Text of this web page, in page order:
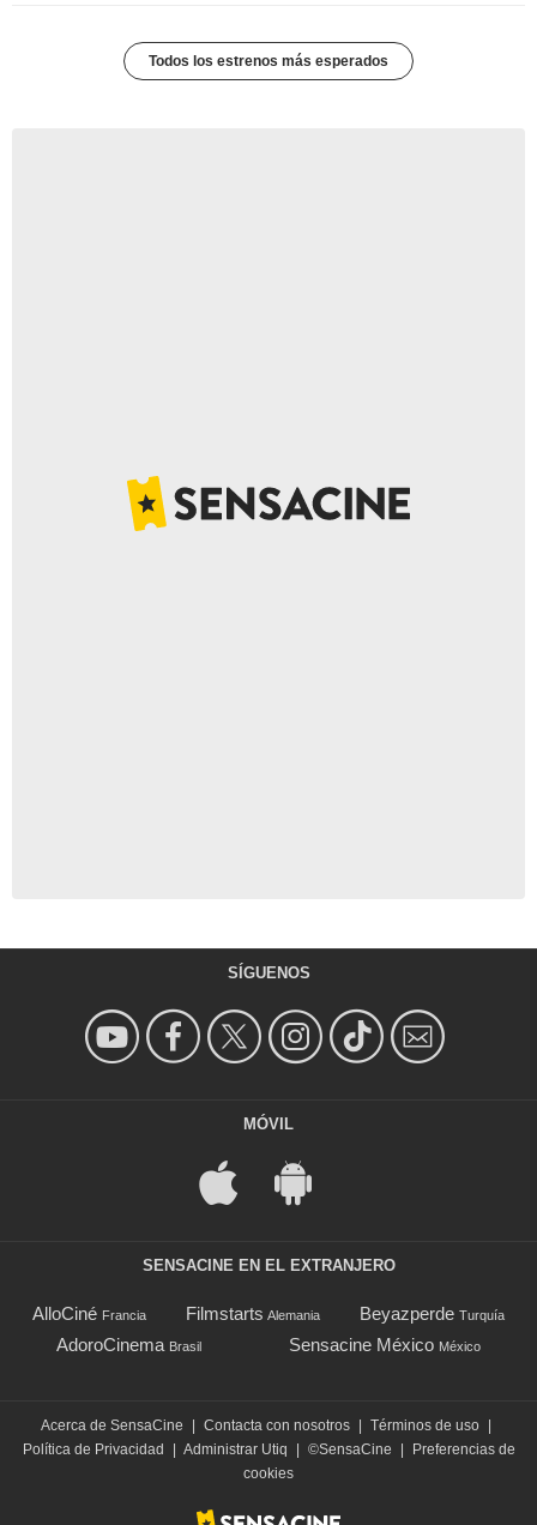
Todos los estrenos más esperados
SÍGUENOS
MÓVIL
SENSACINE EN EL EXTRANJERO
AlloCiné Francia Filmstarts Alemania Beyazperde Turquía
AdoroCinema Brasil Sensacine México México
Acerca de SensaCine Contacta con nosotros Términos de uso
Política de Privacidad
Administrar Utiq ©SensaCine
Preferencias de
cookies